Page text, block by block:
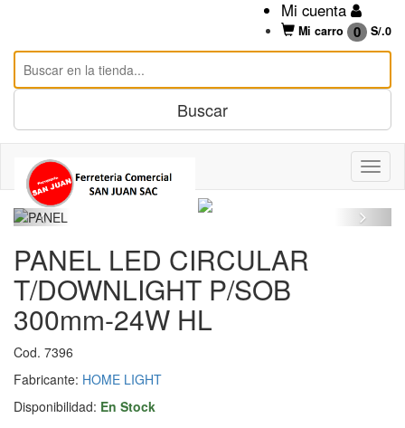
Mi cuenta
Mi carro 0 S/.0
PANEL LED CIRCULAR
T/DOWNLIGHT P/SOB
300mm-24W HL
Cod. 7396
Fabricante: HOME LIGHT
Disponibilidad: En Stock